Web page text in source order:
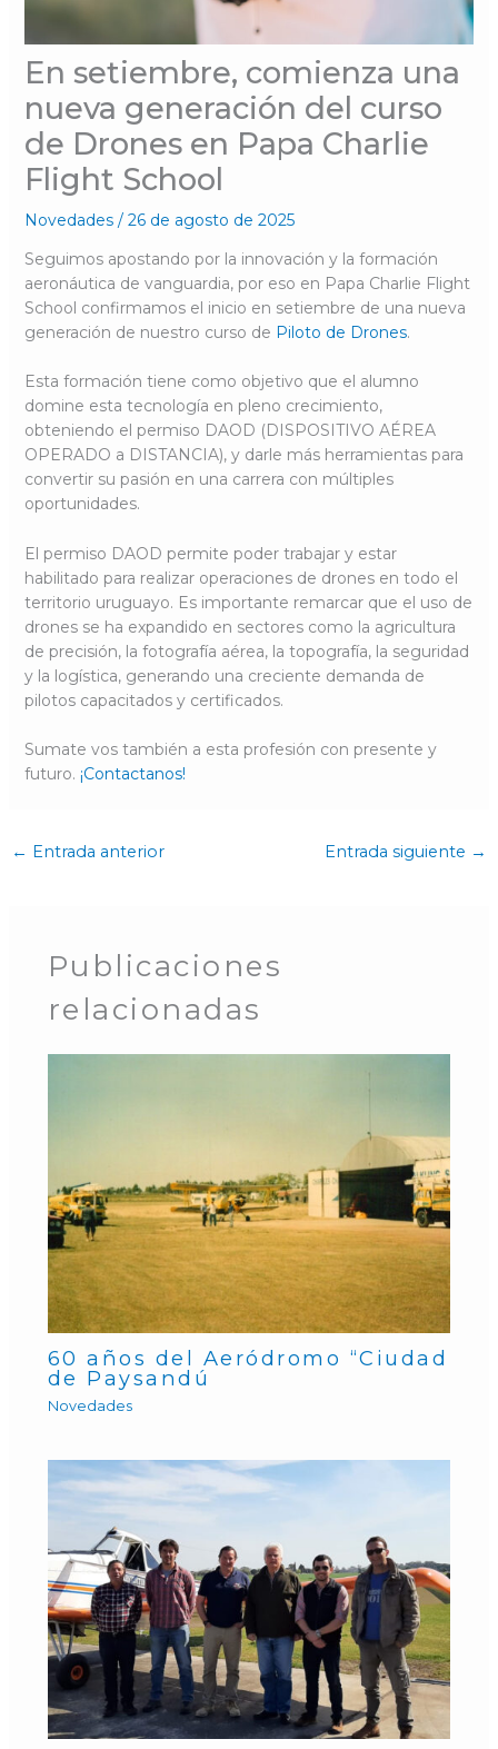
En setiembre, comienza una
nueva generación del curso
de Drones en Papa Charlie
Flight School
Novedades/ 26 de agosto de 2025
Seguimos apostando por la innovación y la formación
aeronáutica de vanguardia, por eso en Papa Charlie Flight
School confirmamos el inicio en setiembre de una nueva
generación de nuestro curso de Piloto de Drones.
Esta formación tiene como objetivo que el alumno
domine esta tecnología en pleno crecimiento,
obteniendo el permiso DAOD (DISPOSITIVO AÉREA
OPERADO a DISTANCIA), y darle más herramientas para
convertir su pasión en una carrera con múltiples
oportunidades.
El permiso DAOD permite poder trabajar y estar
habilitado para realizar operaciones de drones en todo el
territorio uruguayo. Es importante remarcar que el uso de
drones se ha expandido en sectores como la agricultura
de precisión, la fotografía aérea, la topografía, la seguridad
y la logística, generando una creciente demanda de
pilotos capacitados y certificados.
Sumate vos también a esta profesión con presente y
futuro. ¡Contactanos!
← Entrada anterior Entrada siguiente →
Publicaciones
relacionadas
60 años del Aeródromo “Ciudad
de Paysandú
Novedades